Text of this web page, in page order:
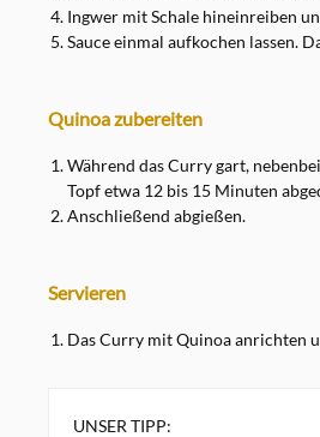
Ingwer mit Schale hineinreiben
Sauce einmal aufkochen lassen.
Quinoa zubereiten
Während das Curry gart,
Topf etwa 12 bis 15 Minuten
Anschließend abgießen.
Servieren
Das Curry mit Quinoa anrichten
UNSER TIPP: